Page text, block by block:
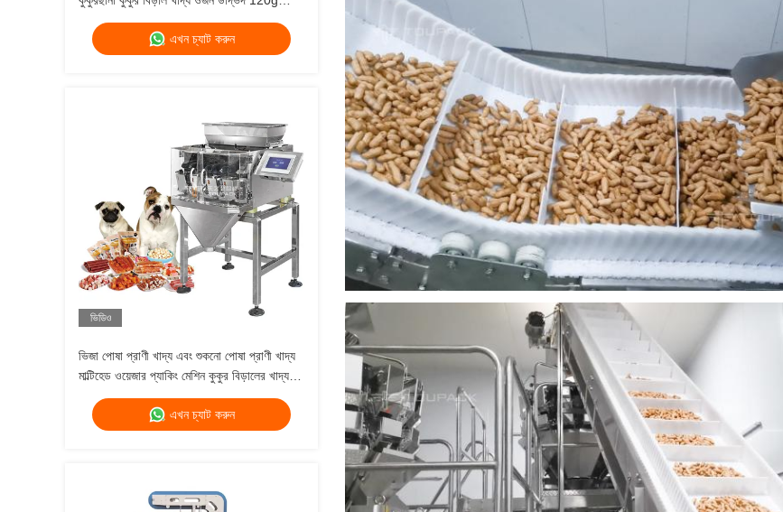
240g 400g 1kg জিপলক প্যাকিং মেশিন
এখন চ্যাট করুন
ভিডিও
ভিজা পোষা প্রাণী খাদ্য এবং শুকনো পোষা প্রাণী খাদ্য
মাল্টিহেড ওয়েজার প্যাকিং মেশিন কুকুর বিড়ালের খাদ্য
ওজন 120g 240g 400g 1kg ব্যাগ প্যাকিং মেশিন
এখন চ্যাট করুন